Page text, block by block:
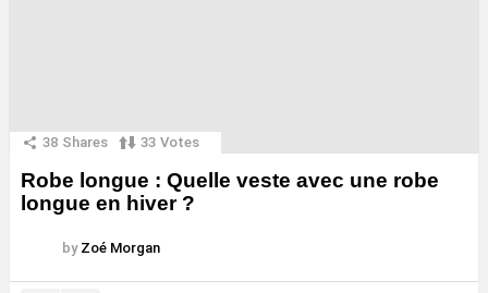
38 Shares 33 Votes
Robe longue : Quelle veste avec une robe
longue en hiver ?
by Zoé Morgan